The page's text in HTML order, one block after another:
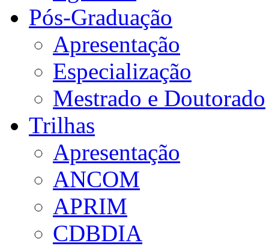
Pós-Graduação
Apresentação
Especialização
Mestrado e Doutorado
Trilhas
Apresentação
ANCOM
APRIM
CDBDIA